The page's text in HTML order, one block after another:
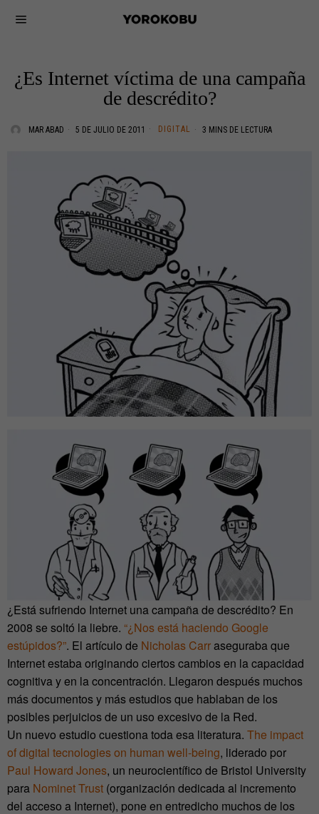
¿Es Internet víctima de una campaña
de descrédito?
MAR ABAD 5 DE JULIO DE 2011 DIGITAL 3 MINS DE LECTURA
¿Está sufriendo Internet una campaña de descrédito? En
2008 se soltó la liebre. “¿Nos está haciendo Google
estúpidos?”. El artículo de Nicholas Carraseguraba que
Internet estaba originando ciertos cambios en la capacidad
cognitiva y en la concentración. Llegaron después muchos
más documentos y más estudios que hablaban de los
posibles perjuicios de un uso excesivo de la Red.
Un nuevo estudio cuestiona toda esa literatura. The impact
of digital tecnologies on human well-being, liderado por
Paul Howard Jones, un neurocientífico de Bristol University
para Nominet Trust (organización dedicada al incremento
del acceso a Internet), pone en entredicho muchos de los